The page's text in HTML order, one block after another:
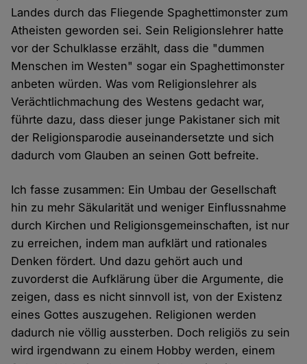
Landes durch das Fliegende Spaghettimonster zum
Atheisten geworden sei. Sein Religionslehrer hatte
vor der Schulklasse erzählt, dass die "dummen
Menschen im Westen" sogar ein Spaghettimonster
anbeten würden. Was vom Religionslehrer als
Verächtlichmachung des Westens gedacht war,
führte dazu, dass dieser junge Pakistaner sich mit
der Religionsparodie auseinandersetzte und sich
dadurch vom Glauben an seinen Gott befreite.
Ich fasse zusammen: Ein Umbau der Gesellschaft
hin zu mehr Säkularität und weniger Einflussnahme
durch Kirchen und Religionsgemeinschaften, ist nur
zu erreichen, indem man aufklärt und rationales
Denken fördert. Und dazu gehört auch und
zuvorderst die Aufklärung über die Argumente, die
zeigen, dass es nicht sinnvoll ist, von der Existenz
eines Gottes auszugehen. Religionen werden
dadurch nie völlig aussterben. Doch religiös zu sein
wird irgendwann zu einem Hobby werden, einem